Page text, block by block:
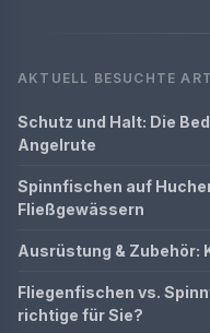
AKTUELL BESUCHTE
Schutz und Halt: Die
Angelrute
Spinnfischen auf
Fließgewässern
Ausrüstung & Zubehör:
Fliegenfischen vs.
richtige für Sie?